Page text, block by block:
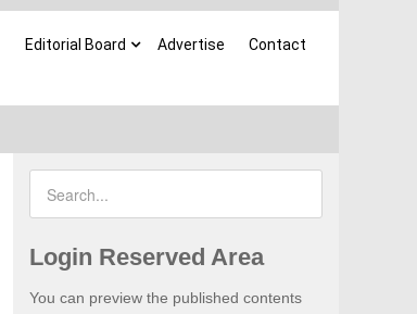
Editorial Board Advertise Contact
Login Reserved Area
You can preview the published contents